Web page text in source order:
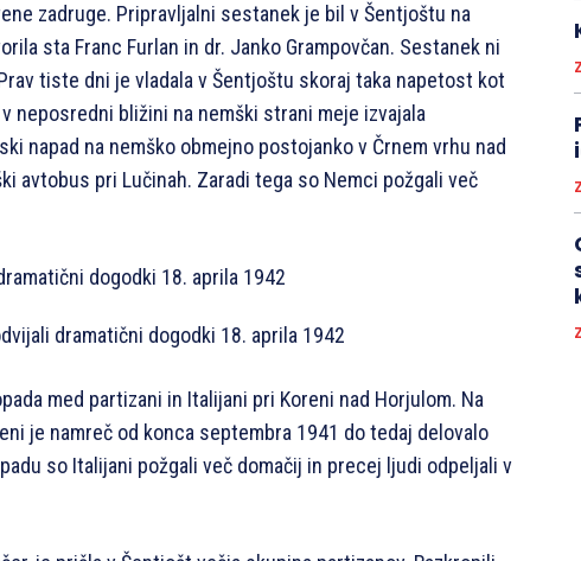
zadruge. Pripravljalni sestanek je bil v Šentjoštu na
sta Franc Furlan in dr. Janko Grampovčan. Sestanek ni
tiste dni je vladala v Šentjoštu skoraj taka napetost kot
neposredni bližini na nemški strani meje izvajala
napad na nemško obmejno postojanko v Črnem vrhu nad
avtobus pri Lučinah. Zaradi tega so Nemci požgali več
dramatični dogodki 18. aprila 1942
med partizani in Italijani pri Koreni nad Horjulom. Na
je namreč od konca septembra 1941 do tedaj delovalo
so Italijani požgali več domačij in precej ljudi odpeljali v